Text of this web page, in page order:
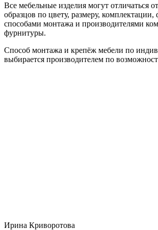
Все мебельные изделия могут отличаться
образцов по цвету, размеру,
способами монтажа и производителями
фурнитуры.
Способ монтажа и крепёж мебели по
выбирается производителем по
Ирина Криворотова